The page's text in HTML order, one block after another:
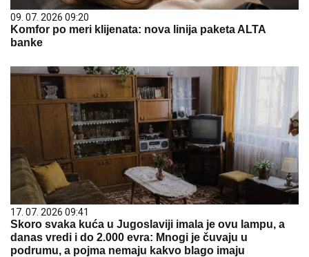
09. 07. 2026 09:20
Komfor po meri klijenata: nova linija paketa ALTA
banke
17. 07. 2026 09:41
Skoro svaka kuća u Jugoslaviji imala je ovu lampu, a
danas vredi i do 2.000 evra: Mnogi je čuvaju u
podrumu, a pojma nemaju kakvo blago imaju